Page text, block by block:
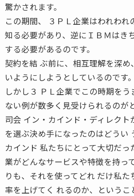
驚かされます。
この期間、 ３ＰＬ企業はわれわ
知る必要があり、逆にＩＢＭはき
する必要があるのです。
契約を結 ぶ前に、相互理解を深
いようにしようとしているのです。
しかし３ ＰＬ企業でこの時期を
ない例が数多く見受けられるのが
司会 イン・カインド・ディレク
を選ぶ決め手になったのはどうい
カインド 私たちにとって大切だ
業がどんなサービスや特徴を持っ
りも、それを使ってどれ だけ私
率を上げてく れるのか、というこ